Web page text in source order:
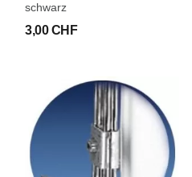
schwarz
3,00 CHF